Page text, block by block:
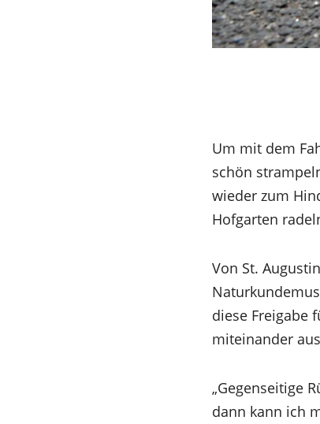
Um mit dem
schön
wieder zum
Hofgarten
Von St.
diese Freigabe
miteinander
„Gegenseitige
dann kann ich